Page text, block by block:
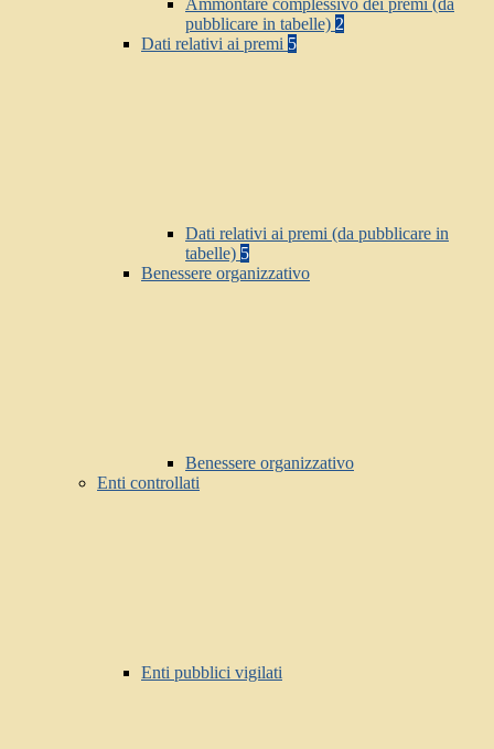
Ammontare complessivo dei premi (da
pubblicare in tabelle) 2
Dati relativi ai premi 5
Dati relativi ai premi (da pubblicare in
tabelle) 5
Benessere organizzativo
Benessere organizzativo
Enti controllati
Enti pubblici vigilati